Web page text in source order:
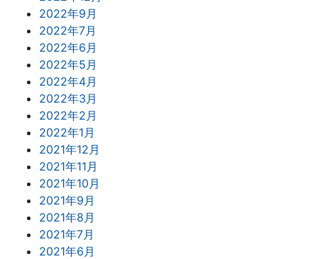
2022年9月
2022年7月
2022年6月
2022年5月
2022年4月
2022年3月
2022年2月
2022年1月
2021年12月
2021年11月
2021年10月
2021年9月
2021年8月
2021年7月
2021年6月